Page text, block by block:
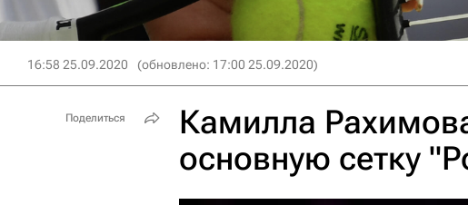
16:58 25.09.2020 (обновлено: 17:00 25.09.2020)
Камилла
основную сетку
Поделиться